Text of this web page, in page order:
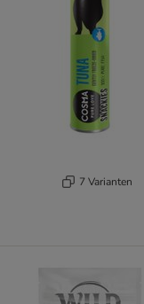
7 Varianten